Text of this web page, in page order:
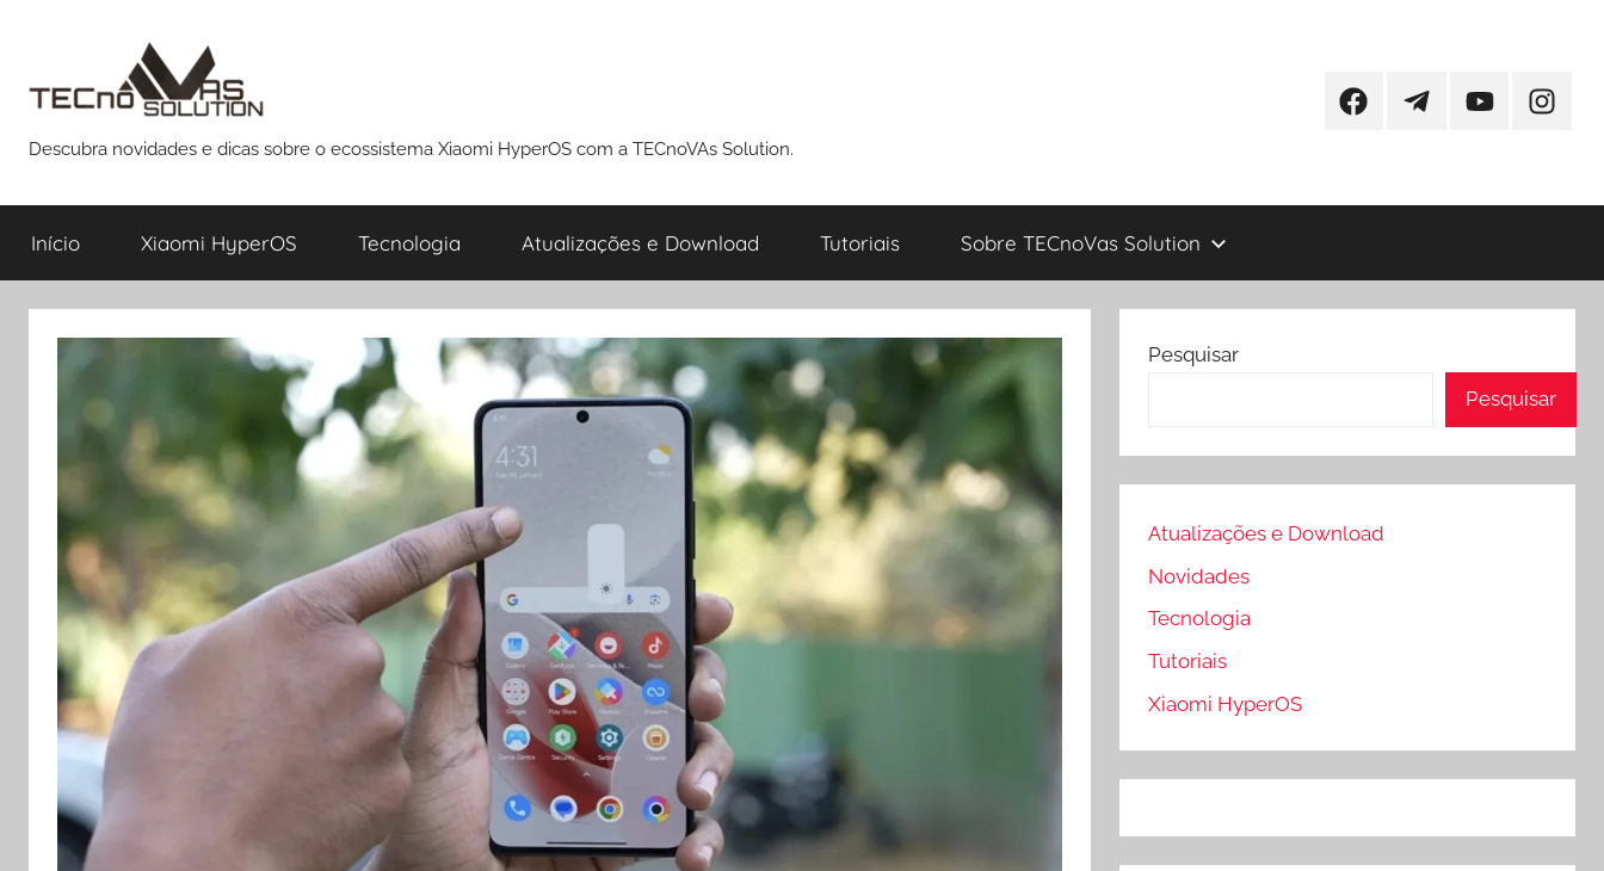
Descubra novidades e dicas sobre o ecossistema Xiaomi HyperOS com a TECnoVAs Solution.
FacebookTelegramYouTube
Início Xiaomi HyperOS Tecnologia Atualizações e Download Tutoriais Sobre TECnoVas Solution
Pesquisar
Pesquisar
Atualizações e Download
Novidades
Tecnologia
Tutoriais
Xiaomi HyperOS